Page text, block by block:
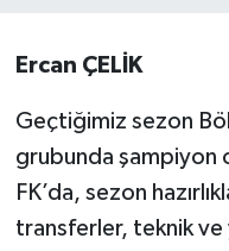
Ercan ÇELİK
Geçtiğimiz sezon
grubunda şampiyon
FK’da, sezon
transferler, teknik ve